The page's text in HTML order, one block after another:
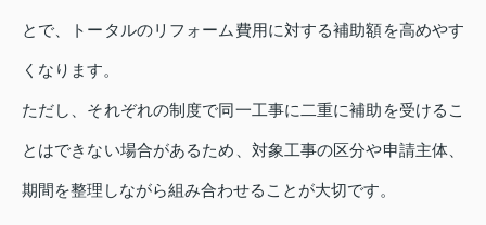
とで、トータルのリフォーム費用に対する補助額を高めやす
くなります。
ただし、それぞれの制度で同一工事に二重に補助を受けるこ
とはできない場合があるため、対象工事の区分や申請主体、
期間を整理しながら組み合わせることが大切です。